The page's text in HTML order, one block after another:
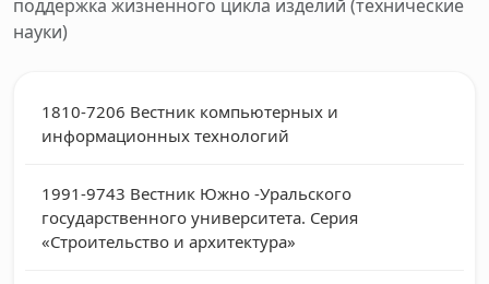
поддержка жизненного цикла изделий (технические
науки)
1810-7206 Вестник компьютерных и
информационных технологий
1991-9743 Вестник Южно -Уральского
государственного университета. Серия
«Строительство и архитектура»